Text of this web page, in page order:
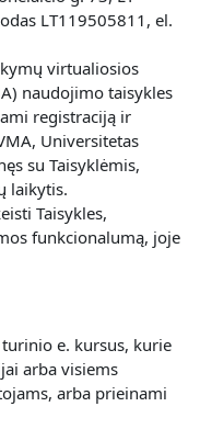
LT119505811, el.
virtualiosios
naudojimo taisykles
registraciją ir
Universitetas
su Taisyklėmis,
laikytis.
Taisykles,
funkcionalumą, joje
e. kursus, kurie
arba visiems
arba prieinami